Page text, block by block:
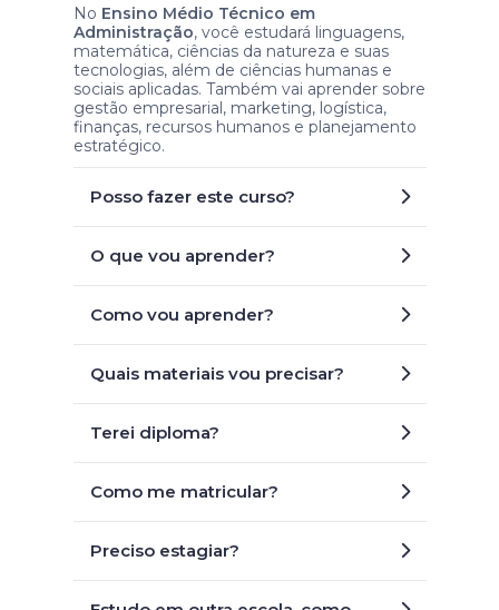
No Ensino Médio Técnico em
Administração, você estudará linguagens,
matemática, ciências da natureza e suas
tecnologias, além de ciências humanas e
sociais aplicadas. Também vai aprender sobre
gestão empresarial, marketing, logística,
finanças, recursos humanos e planejamento
estratégico.
Posso fazer este curso?
O que vou aprender?
Como vou aprender?
Quais materiais vou precisar?
Terei diploma?
Como me matricular?
Preciso estagiar?